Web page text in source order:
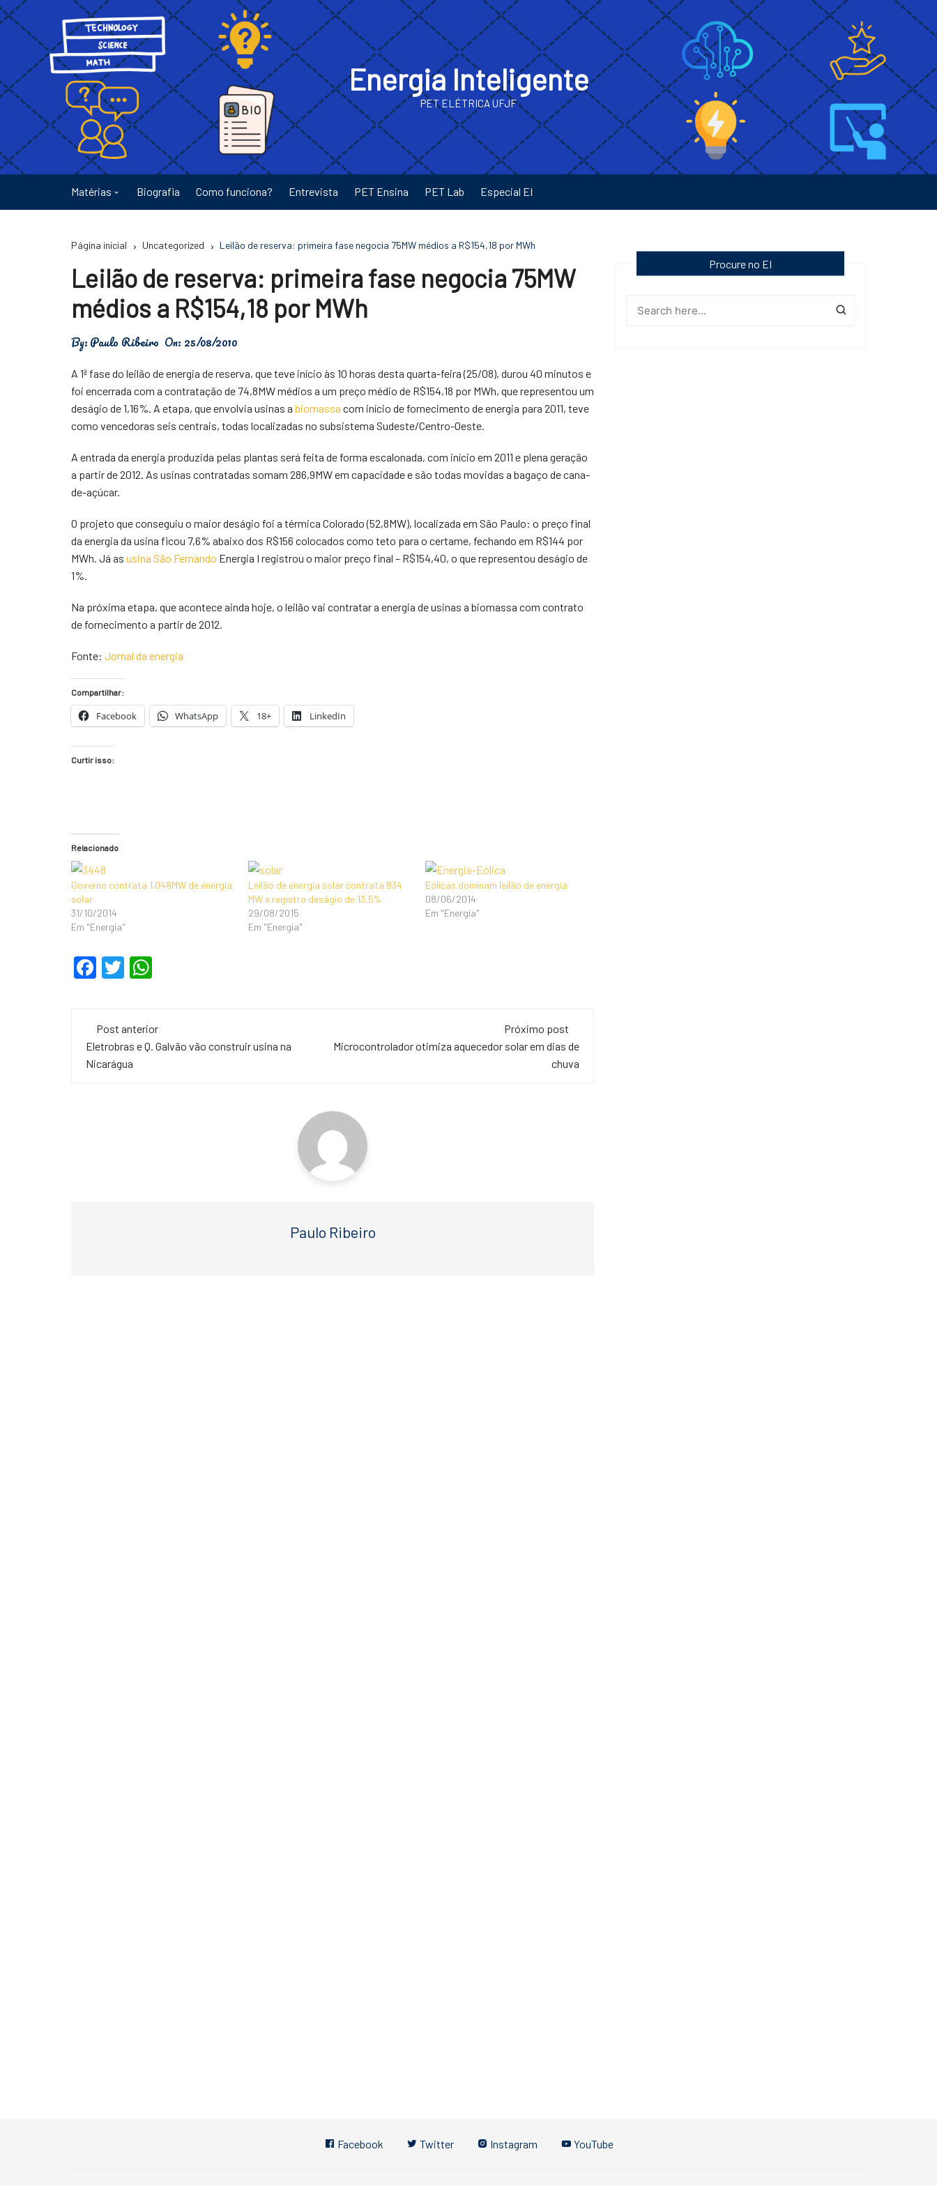
Ir
para
conteúdo
Energia Inteligente
PET ELÉTRICA UFJF
Matérias
Energia
Física
Meio Ambiente
Saúde
Tecnologia
Biografia Como funciona? Entrevista PET Ensina PET Lab Especial EI
Página inicial Uncategorized Leilão de reserva: primeira fase negocia 75MW médios a R$154,18 por MWh
Leilão de reserva: primeira fase negocia 75MW
médios a R$154,18 por MWh
By:Paulo Ribeiro On: 25/08/2010
A 1ª fase do leilão de energia de reserva, que teve início às 10 horas desta quarta-feira (25/08), durou 40 minutos e
foi encerrada com a contratação de 74,8MW médios a um preço médio de R$154,18 por MWh, que representou um
deságio de 1,16%. A etapa, que envolvia usinas a biomassa com início de fornecimento de energia para 2011, teve
como vencedoras seis centrais, todas localizadas no subsistema Sudeste/Centro-Oeste.
A entrada da energia produzida pelas plantas será feita de forma escalonada, com início em 2011 e plena geração
a partir de 2012. As usinas contratadas somam 286,9MW em capacidade e são todas movidas a bagaço de cana-
de-açúcar.
O projeto que conseguiu o maior deságio foi a térmica Colorado (52,8MW), localizada em São Paulo: o preço final
da energia da usina ficou 7,6% abaixo dos R$156 colocados como teto para o certame, fechando em R$144 por
MWh. Já as usina São Fernando Energia I registrou o maior preço final – R$154,40, o que representou deságio de
1%.
Na próxima etapa, que acontece ainda hoje, o leilão vai contratar a energia de usinas a biomassa com contrato
de fornecimento a partir de 2012.
Fonte: Jornal da energia
Compartilhar:
Facebook WhatsApp 18+ LinkedIn
Curtir isso:
Relacionado
Governo contrata 1.048MW de energia
solar
31/10/2014
Em "Energia"
Leilão de energia solar contrata 834
MW e registra deságio de 13,5%
29/08/2015
Em "Energia"
Eólicas dominam leilão de energia
08/06/2014
Em "Energia"
F
e
b
T
er s
A
Navegação
de
Post anterior
Eletrobras e Q. Galvão vão construir usina na
Nicarágua
Próximo post
Microcontrolador otimiza aquecedor solar em dias de
chuva
Paulo Ribeiro
Procure no EI
Facebook Twitter Instagram YouTube